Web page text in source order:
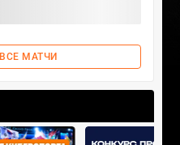
ВСЕ МАТЧИ